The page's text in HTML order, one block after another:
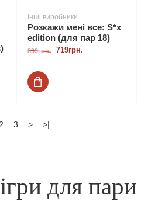
Інші виробники
Розкажи мені все: S*x
edition (для пар 18)
899грн. 719грн.
2 3 > >|
для пари